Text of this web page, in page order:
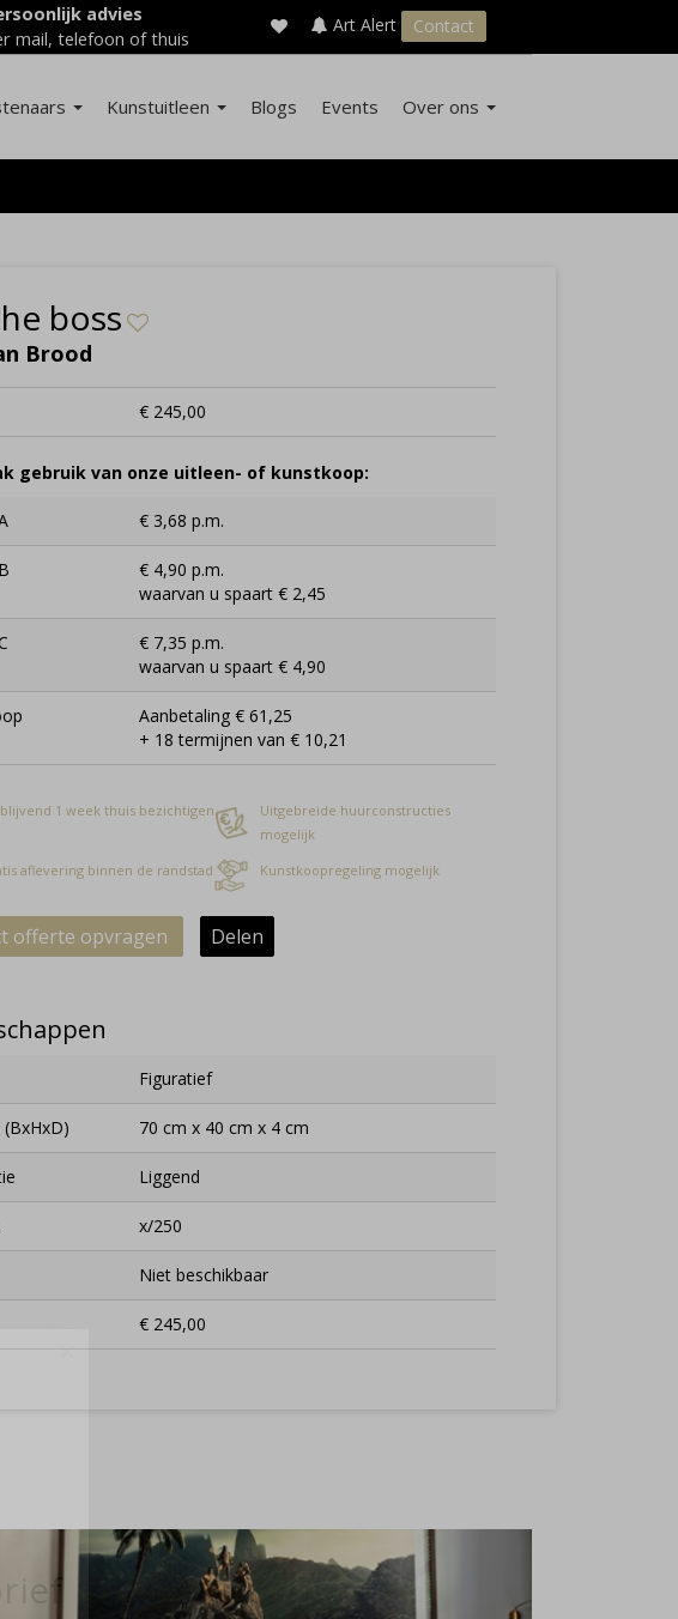
advies
mail, telefoon of thuis
Art Alert Contact
Kunstuitleen Blogs Events Over ons
boss
Brood
€ 245,00
gebruik van onze uitleen- of kunstkoop:
€ 3,68 p.m.
€ 4,90 p.m.
waarvan u spaart € 2,45
€ 7,35 p.m.
waarvan u spaart € 4,90
Aanbetaling € 61,25
+ 18 termijnen van € 10,21
1 week thuis bezichtigen
Uitgebreide huurconstructies
mogelijk
aflevering binnen de randstad
Kunstkoopregeling mogelijk
offerte opvragen Delen
Figuratief
70 cm x 40 cm x 4 cm
Liggend
x/250
Niet beschikbaar
€ 245,00
×